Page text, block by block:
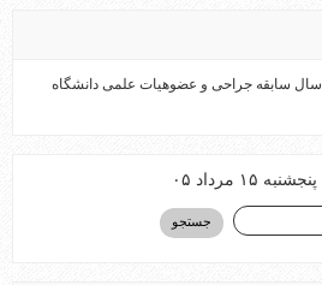
دکتر مرتضی قادری با بیش از 23 سال سابقه جراحی و عضوهیات علمی دانشگاه
پنجشنبه ۱۵ مرداد ۰۵